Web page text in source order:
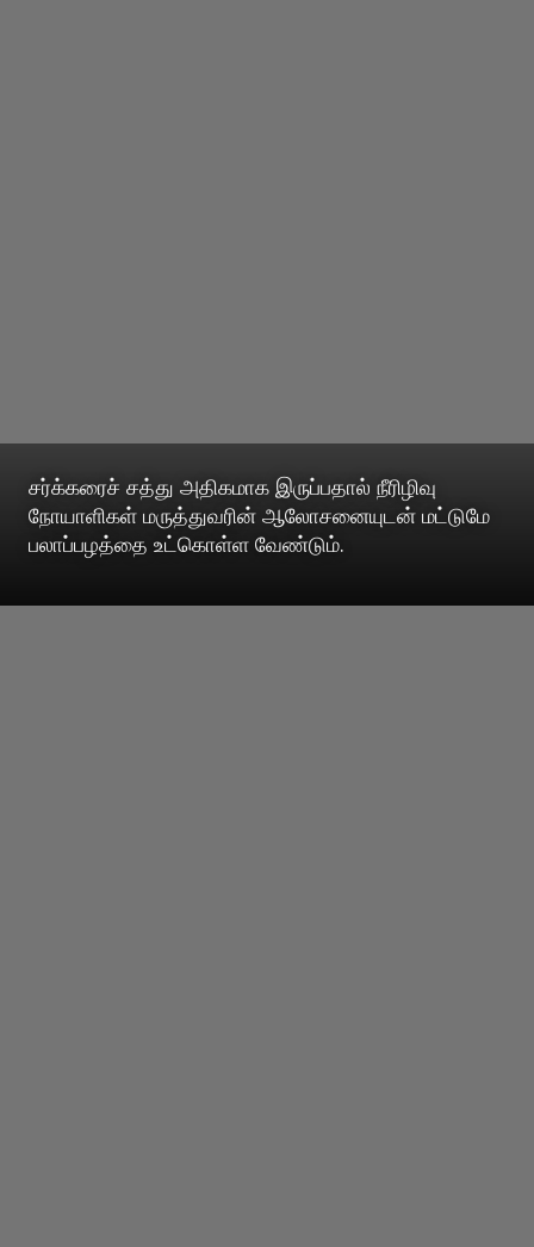
சர்க்கரைச் சத்து அதிகமாக இருப்பதால் நீரிழிவு
நோயாளிகள் மருத்துவரின் ஆலோசனையுடன் மட்டுமே
பலாப்பழத்தை உட்கொள்ள வேண்டும்.